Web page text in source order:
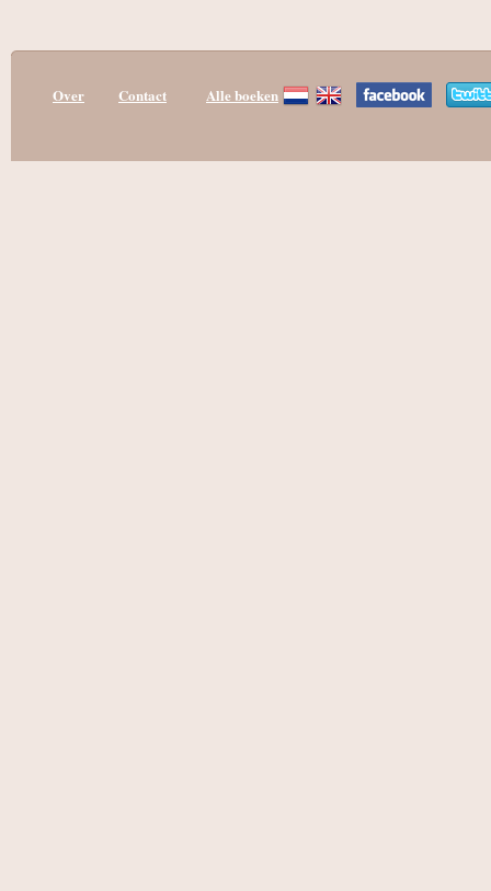
Over Contact Alle boeken